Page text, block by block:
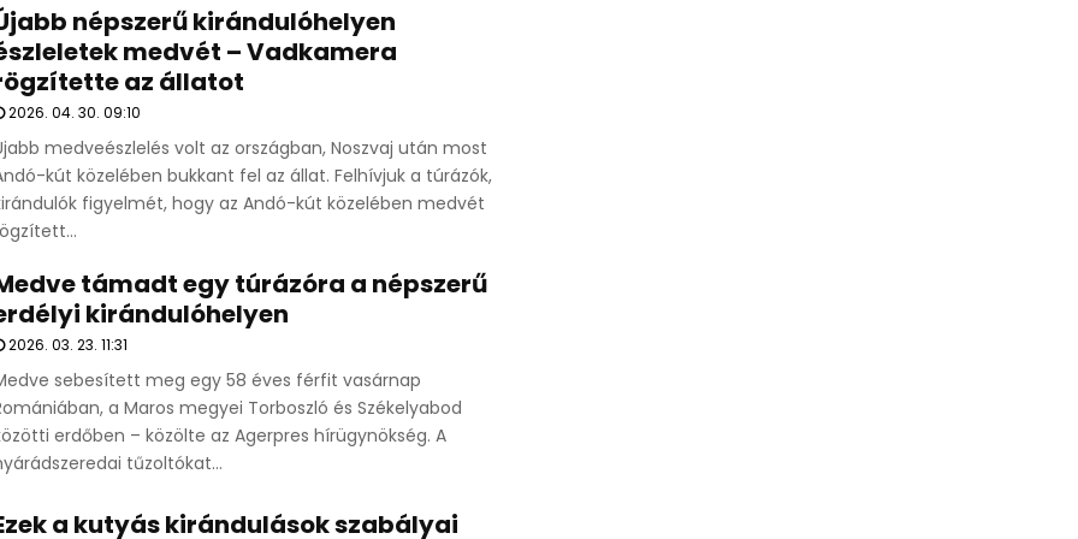
népszerű kirándulóhelyen
medvét – Vadkamera
az állatot
2026. 04. 30. 09:10
medveészlelés volt az országban, Noszvaj után most
kút közelében bukkant fel az állat. Felhívjuk a túrázók,
figyelmét, hogy az Andó-kút közelében medvét
támadt egy túrázóra a népszerű
kirándulóhelyen
2026. 03. 23. 11:31
sebesített meg egy 58 éves férfit vasárnap
a Maros megyei Torboszló és Székelyabod
erdőben – közölte az Agerpres hírügynökség. A
tűzoltókat...
a kutyás kirándulások szabályai